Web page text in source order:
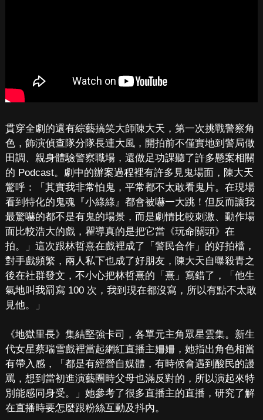
貫穿全劇的還有綜藝搞笑大師陳大天，第一次挑戰警察角
色，飾演偵查隊分隊長連大風，開拍前不僅實地到警局做
田調、親身體驗警察職場，還做足功課聽了許多懸案相關
的 Podcast。劇中的辦案過程裡有許多見鬼場面，陳大天
驚呼：「其實我非常怕鬼，平常都不太敢看鬼片。在現場
看到特化的鬼魂『小綠綠』都會被嚇一大跳！但反而讓我
最驚嚇的都不是有鬼的場景，而是劇情比較刺激、動作場
面比較浩大的戲，瞿導真的是把它當《玩命關頭》在
拍。」這次跟林哲熹在戲裡成了「警民合作」的好拍檔，
對手戲頻繁，兩人私下也成了好朋友，陳大天自曝殺青之
後在社群發文，不小心把林哲熹的「熹」寫錯了，「他生
氣地叫我罰寫 100 次，我到現在都沒寫，所以有點不太敢
見他。」
《地獄里長》集結堅強卡司，各單元主角眾星雲集。新生
代女星蔡瑞雪戲裡當起網紅直播主姍姍，她指出角色相當
有帶入感，「都是有經營自媒體，有時候會遇到酸民的謾
罵，想到當初進演藝圈時父母也滿反對的，所以演起來特
別能感同身受。」她參考了很多直播主的直播，研究了解
在直播時要怎麼跟粉絲互動及抖內。